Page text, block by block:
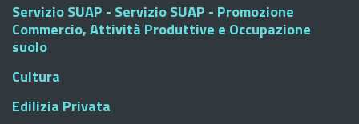
Servizio SUAP - Servizio SUAP - Promozione
Commercio, Attività Produttive e Occupazione
suolo
Cultura
Edilizia Privata